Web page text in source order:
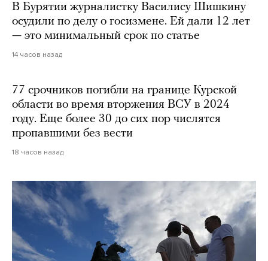
В Бурятии журналистку Василису Шишкину
осудили по делу о госизмене. Ей дали 12 лет
— это минимальный срок по статье
14 часов назад
77 срочников погибли на границе Курской
области во время вторжения ВСУ в 2024
году. Еще более 30 до сих пор числятся
пропавшими без вести
18 часов назад